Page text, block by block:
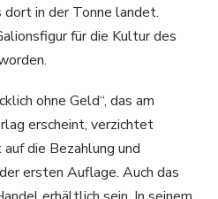
in der Tonne landet.
für die Kultur des
ohne Geld“, das am
erscheint, verzichtet
die Bezahlung und
ersten Auflage. Auch das